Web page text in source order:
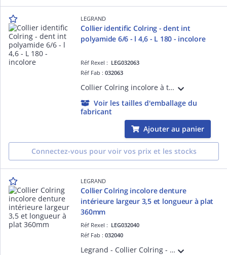
LEGRAND
Collier identific Colring - dent int
polyamide 6/6 - l 4,6 - L 180 - incolore
Réf Rexel : LEG032063
Réf Fab :032063
Collier Colring incolore à tête auto-bloquante à denture intérieure avec identification largeur 4,6mm et longueur à plat 180mm - diamètre de serrage de 9,5 à 46mm - conforme à la norme EN 62275 (NFC 68-146)
Voir les tailles d'emballage du
fabricant
Ajouter au panier
Connectez-vous pour voir vos prix et les stocks
LEGRAND
Collier Colring incolore denture
intérieure largeur 3,5 et longueur à plat
360mm
Réf Rexel : LEG032040
Réf Fab :032040
Legrand - Collier Colring - dent int polyamide 6/6 - l 3,5 - L 360 - incolore (blist)